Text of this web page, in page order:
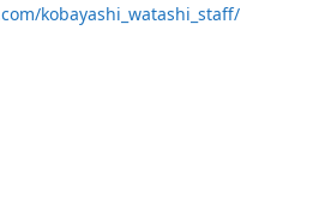
kobayashi_watashi_staff/